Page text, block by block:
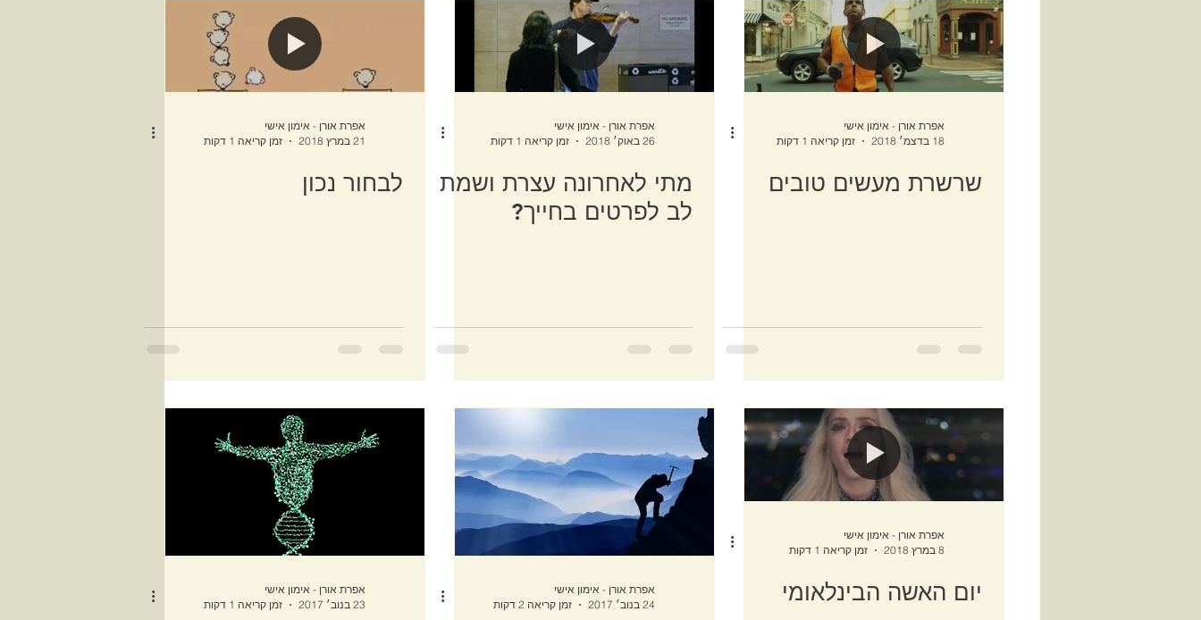
אפרת אורן - אימון אישי
18 בדצמ׳ 2018
זמן קריאה 1 דקות
שרשרת מעשים טובים
אפרת אורן - אימון אישי
26 באוק׳ 2018
זמן קריאה 1 דקות
מתי לאחרונה עצרת ושמת
לב לפרטים בחייך?
אפרת אורן - אימון אישי
21 במרץ 2018
זמן קריאה 1 דקות
לבחור נכון
אפרת אורן - אימון אישי
8 במרץ 2018
זמן קריאה 1 דקות
יום האשה הבינלאומי
אפרת אורן - אימון אישי
24 בנוב׳ 2017
זמן קריאה 2 דקות
אפרת אורן - אימון אישי
23 בנוב׳ 2017
זמן קריאה 1 דקות